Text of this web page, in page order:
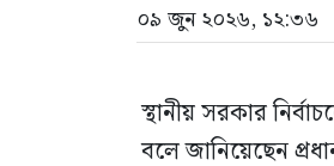
০৯ জুন ২০২৬, ১২:৩৬
স্থানীয় সরকার
বলে জানিয়েছেন